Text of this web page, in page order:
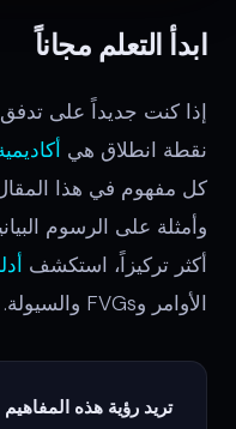
ابدأ التعلم مجاناً
إذا كنت جديداً على
نقطة انطلاق هي أكاديمية
كل مفهوم في هذا
وأمثلة على الرسوم
أكثر تركيزاً، استكشف
الأوامر وFVGs والسيولة.
تريد رؤية هذه